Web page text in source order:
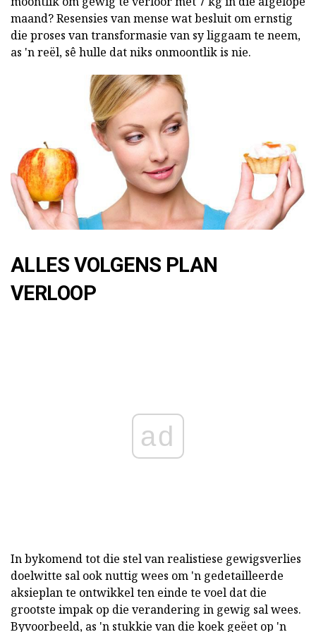
maand? Resensies van mense wat besluit om ernstig
die proses van transformasie van sy liggaam te neem,
as 'n reël, sê hulle dat niks onmoontlik is nie.
ALLES VOLGENS PLAN
VERLOOP
ad
In bykomend tot die stel van realistiese gewigsverlies
doelwitte sal ook nuttig wees om 'n gedetailleerde
aksieplan te ontwikkel ten einde te voel dat die
grootste impak op die verandering in gewig sal wees.
Byvoorbeeld, as 'n stukkie van die koek geëet op 'n